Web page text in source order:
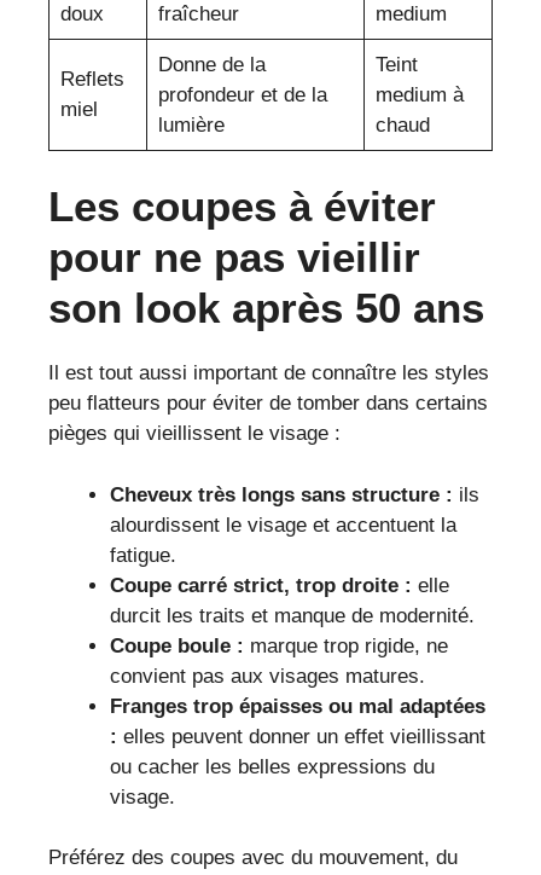
doux
fraîcheur
medium
Reflets
miel
Donne de la
profondeur et de la
lumière
Teint
medium à
chaud
Les coupes à éviter
pour ne pas vieillir
son look après 50 ans
Il est tout aussi important de connaître les styles
peu flatteurs pour éviter de tomber dans certains
pièges qui vieillissent le visage :
Cheveux très longs sans structure : ils
alourdissent le visage et accentuent la
fatigue.
Coupe carré strict, trop droite : elle
durcit les traits et manque de modernité.
Coupe boule : marque trop rigide, ne
convient pas aux visages matures.
Franges trop épaisses ou mal adaptées
: elles peuvent donner un effet vieillissant
ou cacher les belles expressions du
visage.
Préférez des coupes avec du mouvement, du